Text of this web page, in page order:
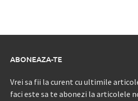
ABONEAZA-TE
Vrei sa fii la curent cu ultimile
faci este sa te abonezi la articolele